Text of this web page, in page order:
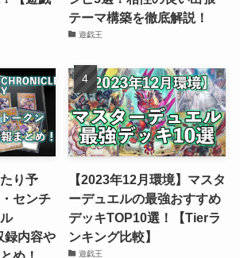
テーマ構築を徹底解説！
遊戯王
り予
センチ
録内容や
【2023年12月環境】マスタ
ーデュエルの最強おすすめ
デッキTOP10選！【Tierラ
ンキング比較】
遊戯王